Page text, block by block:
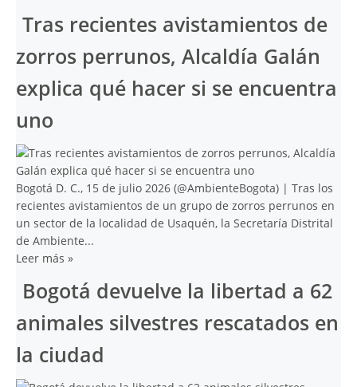
Tras recientes avistamientos de
zorros perrunos, Alcaldía Galán
explica qué hacer si se encuentra
uno
Bogotá D. C., 15 de julio 2026 (@AmbienteBogota) | Tras los
recientes avistamientos de un grupo de zorros perrunos en
un sector de la localidad de Usaquén, la Secretaría Distrital
de Ambiente...
Leer más »
Bogotá devuelve la libertad a 62
animales silvestres rescatados en
la ciudad